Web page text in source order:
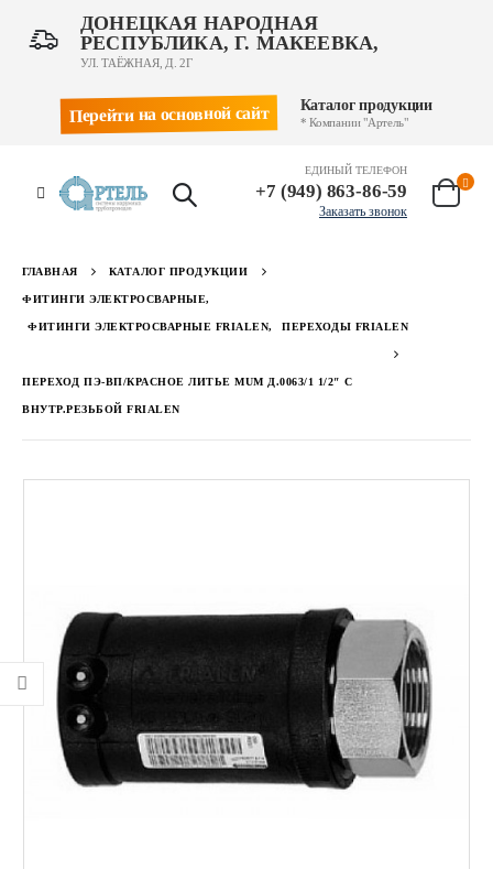
ДОНЕЦКАЯ НАРОДНАЯ
РЕСПУБЛИКА, Г. МАКЕЕВКА,
УЛ. ТАЁЖНАЯ, Д. 2Г
Перейти на основной сайт Каталог продукции
* Компании "Артель"
ЕДИНЫЙ ТЕЛЕФОН
+7 (949) 863-86-59
Заказать звонок
ГЛАВНАЯ КАТАЛОГ ПРОДУКЦИИ
ФИТИНГИ ЭЛЕКТРОСВАРНЫЕ,
ФИТИНГИ ЭЛЕКТРОСВАРНЫЕ FRIALEN, ПЕРЕХОДЫ FRIALEN
ПЕРЕХОД ПЭ-ВП/КРАСНОЕ ЛИТЬЕ MUM Д.0063/1 1/2″ С
ВНУТР.РЕЗЬБОЙ FRIALEN